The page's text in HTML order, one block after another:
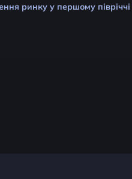
ринку у першому півріччі